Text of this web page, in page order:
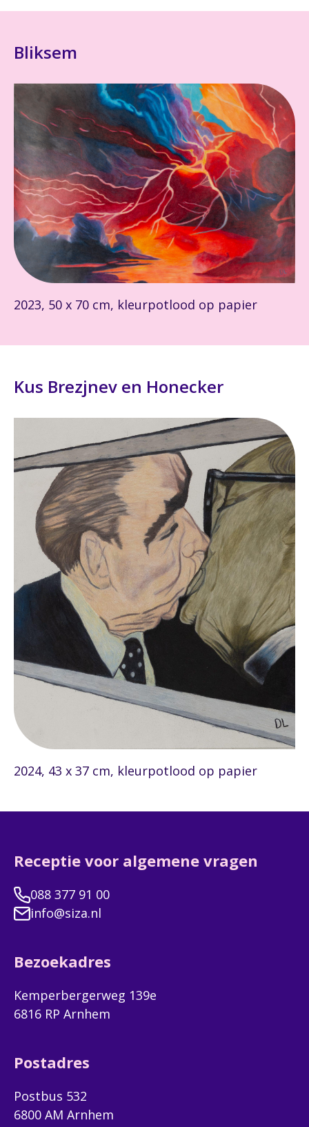
Bliksem
2023, 50 x 70 cm, kleurpotlood op papier
Kus Brezjnev en Honecker
2024, 43 x 37 cm, kleurpotlood op papier
Receptie voor algemene vragen
088 377 91 00
info@siza.nl
Bezoekadres
Kemperbergerweg 139e
6816 RP Arnhem
Postadres
Postbus 532
6800 AM Arnhem